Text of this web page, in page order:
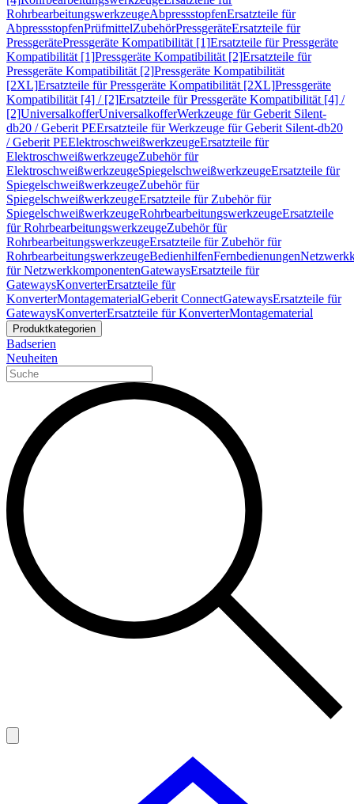
RohrbearbeitungswerkzeugeAbpressstopfenErsatzteile für
AbpressstopfenPrüfmittelZubehörPressgeräteErsatzteile für
PressgerätePressgeräte Kompatibilität [1]Ersatzteile für Pressgeräte
Kompatibilität [1]Pressgeräte Kompatibilität [2]Ersatzteile für
Pressgeräte Kompatibilität [2]Pressgeräte Kompatibilität
[2XL]Ersatzteile für Pressgeräte Kompatibilität [2XL]Pressgeräte
Kompatibilität [4] / [2]Ersatzteile für Pressgeräte Kompatibilität [4] /
[2]UniversalkofferUniversalkofferWerkzeuge für Geberit Silent-
db20 / Geberit PEErsatzteile für Werkzeuge für Geberit Silent-db20
/ Geberit PEElektroschweißwerkzeugeErsatzteile für
ElektroschweißwerkzeugeZubehör für
ElektroschweißwerkzeugeSpiegelschweißwerkzeugeErsatzteile für
SpiegelschweißwerkzeugeZubehör für
SpiegelschweißwerkzeugeErsatzteile für Zubehör für
SpiegelschweißwerkzeugeRohrbearbeitungswerkzeugeErsatzteile
für RohrbearbeitungswerkzeugeZubehör für
RohrbearbeitungswerkzeugeErsatzteile für Zubehör für
RohrbearbeitungswerkzeugeBedienhilfenFernbedienungen
für NetzwerkkomponentenGatewaysErsatzteile für
GatewaysKonverterErsatzteile für
KonverterMontagematerialGeberit ConnectGatewaysErsatzteile für
GatewaysKonverterErsatzteile für KonverterMontagematerial
Produktkategorien
Badserien
Neuheiten